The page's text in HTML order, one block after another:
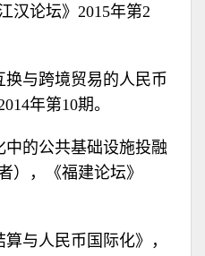
汉论坛》2015年第2
换与跨境贸易的人民币
年第10期。
中的公共基础设施投融
），《福建论坛》
与人民币国际化》，